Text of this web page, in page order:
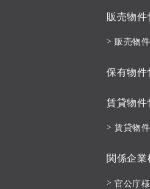
販売物件
販売物
保有物件
賃貸物件
賃貸物
関係企業
官公庁